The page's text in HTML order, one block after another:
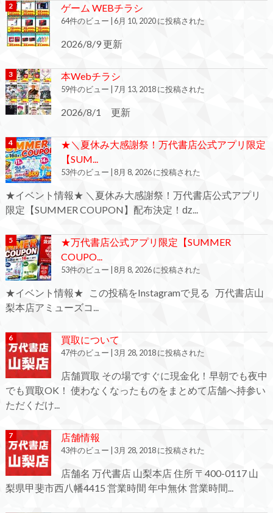
ゲーム WEBチラシ
64件のビュー 6月 10, 2020 に投稿された
2026/8/9 更新
本Webチラシ
59件のビュー 7月 13, 2018 に投稿された
2026/8/1 更新
★＼夏休み大感謝祭！万代書店公式アプリ限定
【SUM...
53件のビュー 8月 8, 2026 に投稿された
★イベント情報★ ＼夏休み大感謝祭！万代書店公式アプリ
限定【SUMMER COUPON】配布決定！ǳ...
★万代書店公式アプリ限定【SUMMER
COUPO...
53件のビュー 8月 8, 2026 に投稿された
★イベント情報★ この投稿をInstagramで見る 万代書店山
梨本店アミューズコ...
買取について
47件のビュー 3月 28, 2018 に投稿された
店舗買取 その場ですぐに現金化！早朝でも夜中
でも買取OK！ 使わなくなったものをまとめて店舗へ持参い
ただくだけ...
店舗情報
43件のビュー 3月 28, 2018 に投稿された
店舗名 万代書店 山梨本店 住所 〒400-0117 山
梨県甲斐市西八幡4415 営業時間 年中無休 営業時間...